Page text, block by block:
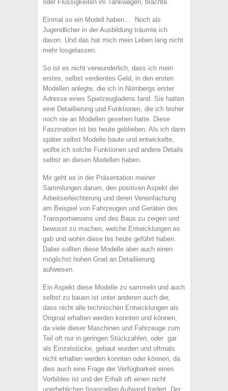
oder Flüssigkeiten im Tankwagen, brachte.
Einmal so ein Modell haben… Noch als
Jugendlicher in der Ausbildung träumte ich
davon. Und das hat mich mein Leben lang nicht
mehr losgelassen.
So ist es nicht verwunderlich, dass ich mein
erstes, selbst verdientes Geld, in den ersten
Modellen anlegte, die ich in Nürnbergs erster
Adresse eines Spielzeugladens fand. Sie hatten
eine Detaillierung und Funktionen, die ich bisher
noch nie an Modellen gesehen hatte. Diese
Faszination ist bis heute geblieben. Als ich dann
später selbst Modelle baute und entwickelte,
wollte ich solche Funktionen und andere Details
selbst an diesen Modellen haben.
Mir geht es in der Präsentation meiner
Sammlungen darum, den positiven Aspekt der
Arbeitserleichterung und deren Vereinfachung
am Beispiel von Fahrzeugen und Geräten des
Transportwesens und des Baus zu zeigen und
bewusst zu machen, welche Entwicklungen es
gab und wohin diese bis heute geführt haben.
Dabei sollten diese Modelle aber auch einen
möglichst hohen Grad an Detaillierung
aufweisen.
Ein Aspekt diese Modelle zu sammeln und auch
selbst zu bauen ist unter anderen auch der,
dass nicht alle technischen Entwicklungen als
Original erhalten werden konnten und können,
da viele dieser Maschinen und Fahrzeuge zum
Teil oft nur in geringen Stückzahlen, oder gar
als Einzelstücke, gebaut wurden und oftmals
nicht erhalten werden konnten oder können, da
dies auch eine Frage der Verfügbarkeit eines
Vorbildes ist und der Erhalt oft einen nicht
unerheblichen finanziellen Aufwand fordert. Der